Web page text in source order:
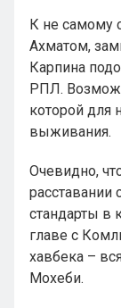
К не самому
Ахматом,
Карпина
РПЛ.
которой для
выживания.
Очевидно,
расставании
стандарты в
главе с
хавбека –
Мохеби.